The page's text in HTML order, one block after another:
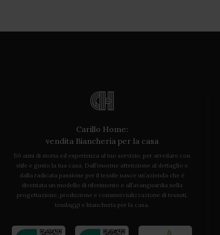
Carillo Home:
vendita Biancheria per la casa
50 anni di storia ed esperienza al tuo servizio, per arredare con
stile e gusto la tua casa. Dall’enorme attenzione al dettaglio e
dalla radicata passione per il tessile nasce un’azienda che è
diventata un modello di riferimento e all’avanguardia nella
progettazione, produzione e commercializzazione di tessuti,
tendaggi e biancheria per la casa.